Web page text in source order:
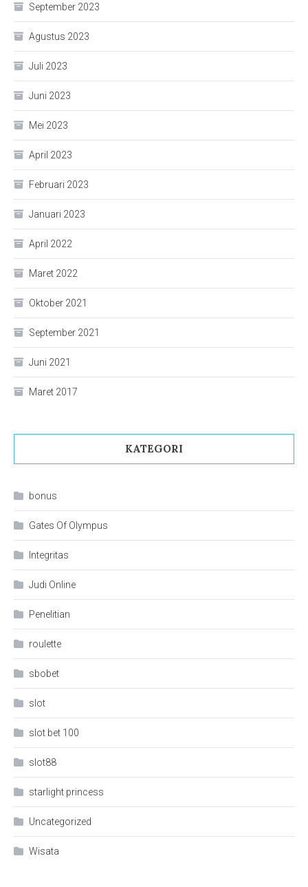
September 2023
Agustus 2023
Juli 2023
Juni 2023
Mei 2023
April 2023
Februari 2023
Januari 2023
April 2022
Maret 2022
Oktober 2021
September 2021
Juni 2021
Maret 2017
KATEGORI
bonus
Gates Of Olympus
Integritas
Judi Online
Penelitian
roulette
sbobet
slot
slot bet 100
slot88
starlight princess
Uncategorized
Wisata